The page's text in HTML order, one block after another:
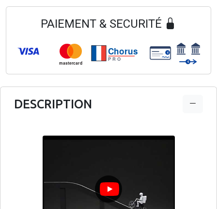
PAIEMENT & SECURITÉ
mastercard
Chorus
PRO
€
€
DESCRIPTION